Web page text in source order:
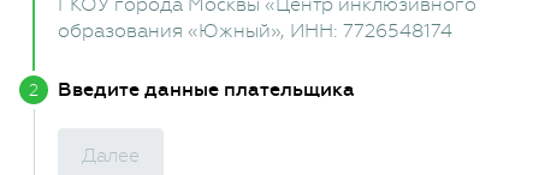
образования «Южный», ИНН: 7726548174
Введите данные плательщика
Далее